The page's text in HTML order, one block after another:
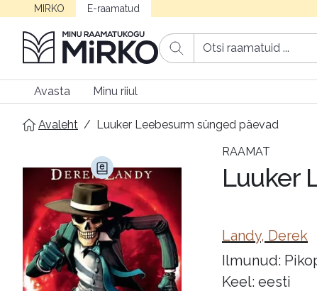
MIRKO E-raamatud
Avasta Minu riiul
Avaleht / Luuker Leebesurm sünged päevad
RAAMAT
Luuker
Landy, Derek
Ilmunud:
Keel: eesti